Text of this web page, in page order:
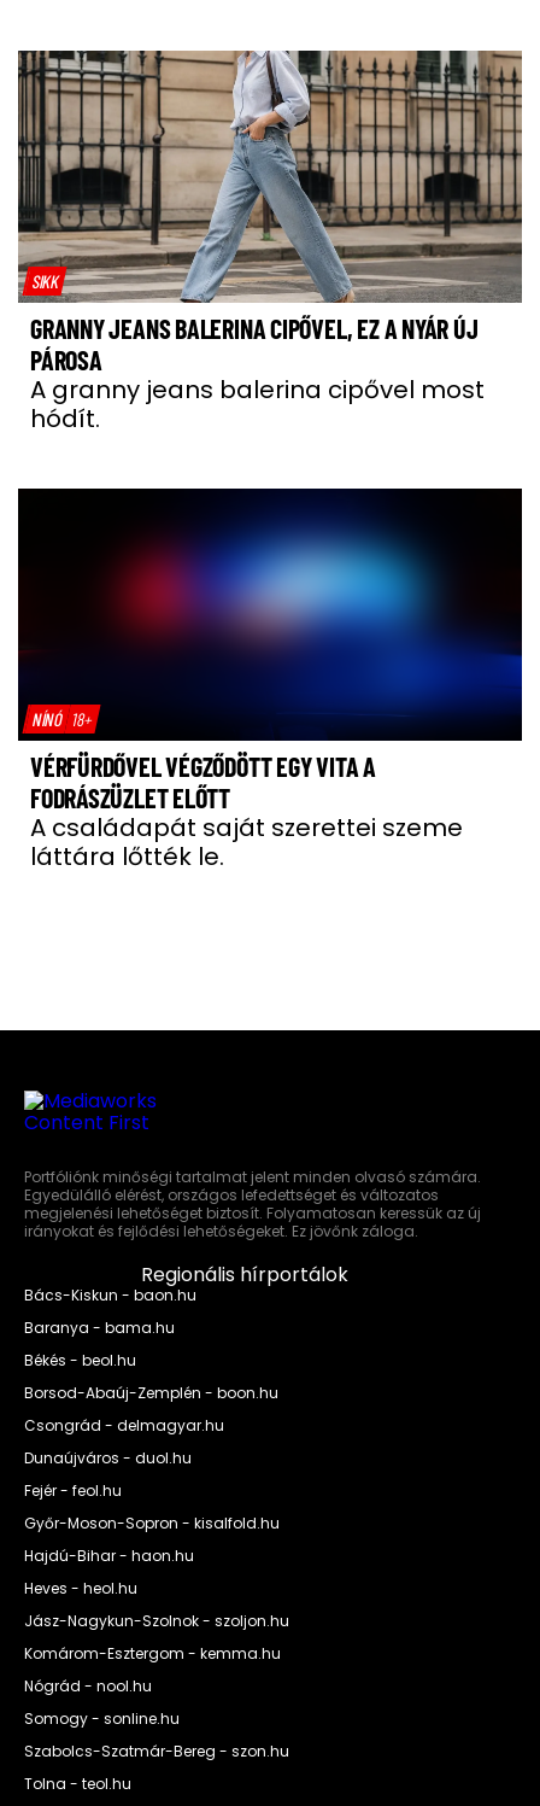
SIKK
GRANNY JEANS BALERINA CIPŐVEL, EZ A NYÁR ÚJ
PÁROSA
A granny jeans balerina cipővel most
hódít.
NÍNÓ 18+
VÉRFÜRDŐVEL VÉGZŐDÖTT EGY VITA A
FODRÁSZÜZLET ELŐTT
A családapát saját szerettei szeme
láttára lőtték le.
Portfóliónk minőségi tartalmat jelent minden olvasó számára.
Egyedülálló elérést, országos lefedettséget és változatos
megjelenési lehetőséget biztosít. Folyamatosan keressük az új
irányokat és fejlődési lehetőségeket. Ez jövőnk záloga.
Regionális hírportálok
Bács-Kiskun - baon.hu
Baranya - bama.hu
Békés - beol.hu
Borsod-Abaúj-Zemplén - boon.hu
Csongrád - delmagyar.hu
Dunaújváros - duol.hu
Fejér - feol.hu
Győr-Moson-Sopron - kisalfold.hu
Hajdú-Bihar - haon.hu
Heves - heol.hu
Jász-Nagykun-Szolnok - szoljon.hu
Komárom-Esztergom - kemma.hu
Nógrád - nool.hu
Somogy - sonline.hu
Szabolcs-Szatmár-Bereg - szon.hu
Tolna - teol.hu